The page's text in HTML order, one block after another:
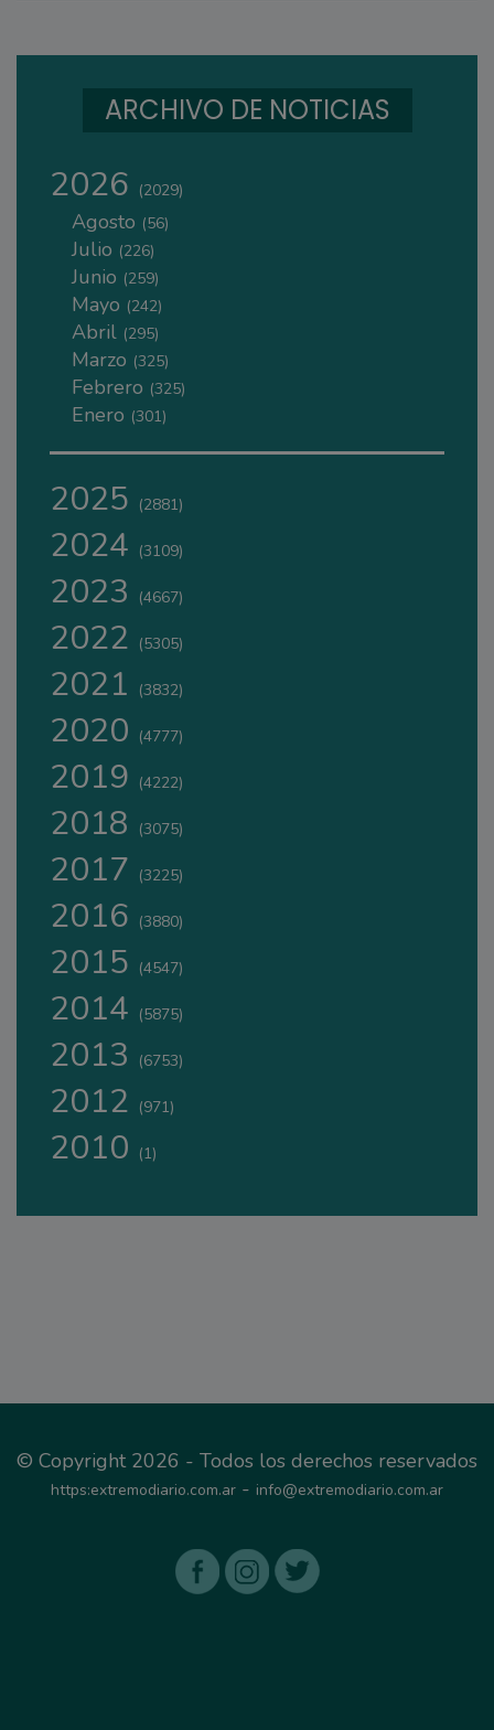
ARCHIVO DE NOTICIAS
2026 (2029)
Agosto (56)
Julio (226)
Junio (259)
Mayo (242)
Abril (295)
Marzo (325)
Febrero (325)
Enero (301)
2025 (2881)
2024 (3109)
2023 (4667)
2022 (5305)
2021 (3832)
2020 (4777)
2019 (4222)
2018 (3075)
2017 (3225)
2016 (3880)
2015 (4547)
2014 (5875)
2013 (6753)
2012 (971)
2010 (1)
© Copyright 2026 - Todos los derechos reservados
https:extremodiario.com.ar - info@extremodiario.com.ar